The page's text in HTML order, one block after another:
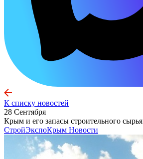
К списку новостей
28 Сентября
Крым и его запасы строительного сырья
СтройЭкспоКрым Новости